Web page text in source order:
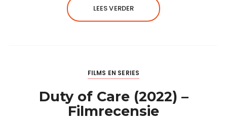
LEES VERDER
FILMS EN SERIES
Duty of Care (2022) –
Filmrecensie